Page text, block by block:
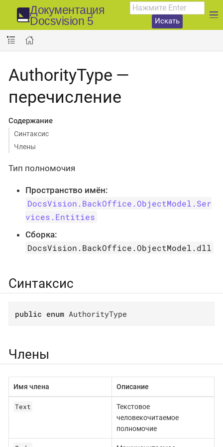
Документация
Docsvision 5
Искать
AuthorityType —
перечисление
Содержание
Синтаксис
Члены
Тип полномочия
Пространство имён:
DocsVision.BackOffice.ObjectModel.Ser
vices.Entities
Сборка:
DocsVision.BackOffice.ObjectModel.dll
Синтаксис
public enum AuthorityType
Члены
Имя члена Описание
Text
Текстовое
человекочитаемое
полномочие